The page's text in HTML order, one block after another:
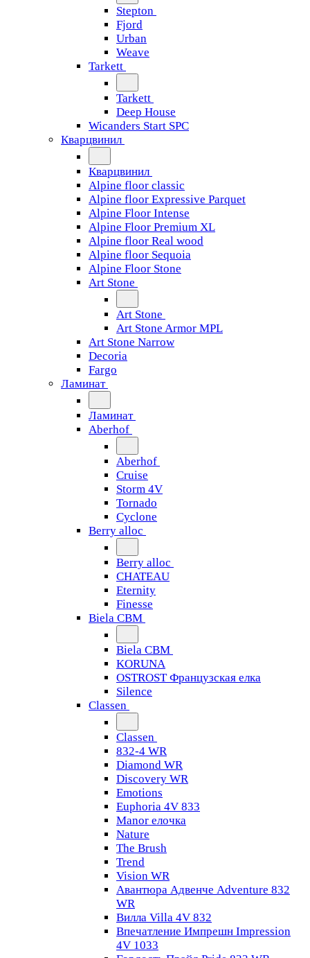
Stepton
Fjord
Urban
Weave
Tarkett
Tarkett
Deep House
Wicanders Start SPC
Кварцвинил
Кварцвинил
Alpine floor classic
Alpine floor Expressive Parquet
Alpine Floor Intense
Alpine Floor Premium XL
Alpine floor Real wood
Alpine floor Sequoia
Alpine Floor Stone
Art Stone
Art Stone
Art Stone Armor MPL
Art Stone Narrow
Decoria
Fargo
Ламинат
Ламинат
Aberhof
Aberhof
Cruise
Storm 4V
Tornado
Сyclone
Berry alloc
Berry alloc
CHATEAU
Eternity
Finesse
Biela CBM
Biela CBM
KORUNA
OSTROST Французская елка
Silence
Classen
Classen
832-4 WR
Diamond WR
Discovery WR
Emotions
Euphoria 4V 833
Manor елочка
Nature
The Brush
Trend
Vision WR
Авантюра Адвенче Adventure 832
WR
Вилла Villa 4V 832
Впечатление Импрешн Impression
4V 1033